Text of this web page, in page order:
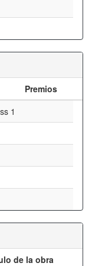
Premios
1
de la obra